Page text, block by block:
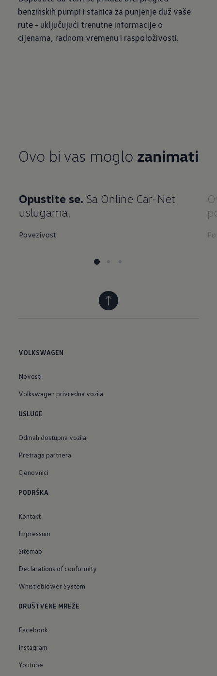
benzinskih pumpi i stanica za punjenje duž vaše
rute - uključujući trenutne informacije o
cijenama, radnom vremenu i raspoloživosti.
Ovo bi vas moglo zanimati
Opustite se. Sa Online Car-Net
uslugama.
Povezivost
VOLKSWAGEN
Novosti
Volkswagen privredna vozila
USLUGE
Odmah dostupna vozila
Pretraga partnera
Cjenovnici
PODRŠKA
Kontakt
Impressum
Sitemap
Declarations of conformity
Whistleblower System
DRUŠTVENE MREŽE
Facebook
Instagram
Youtube